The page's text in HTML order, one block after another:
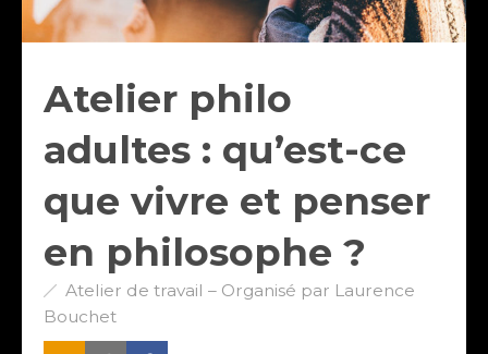
Atelier philo
adultes : qu’est-ce
que vivre et penser
en philosophe ?
Atelier de travail – Organisé par Laurence
Bouchet